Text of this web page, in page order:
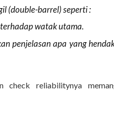
(double-barrel) seperti :
watak utama.
penjelasan apa yang
check reliabilitynya